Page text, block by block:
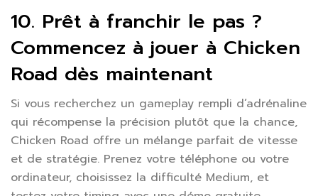
10. Prêt à franchir le pas ?
Commencez à jouer à Chicken
Road dès maintenant
Si vous recherchez un gameplay rempli d’adrénaline
qui récompense la précision plutôt que la chance,
Chicken Road offre un mélange parfait de vitesse
et de stratégie. Prenez votre téléphone ou votre
ordinateur, choisissez la difficulté Medium, et